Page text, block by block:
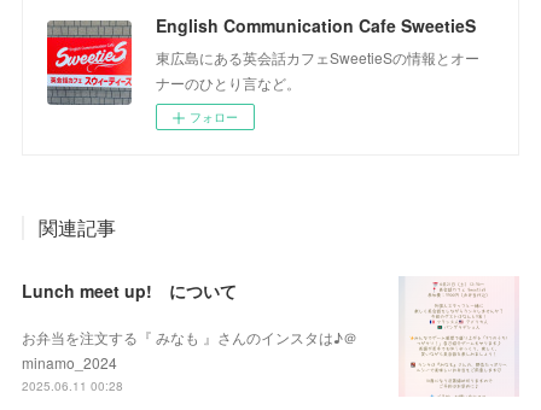
English Communication Cafe SweetieS
東広島にある英会話カフェSweetieSの情報とオー
ナーのひとり言など。
フォロー
関連記事
Lunch meet up! について
お弁当を注文する『 みなも 』さんのインスタは♪＠
minamo_2024
2025.06.11 00:28